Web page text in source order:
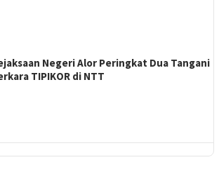
Negeri Alor Peringkat Dua Tangani
TIPIKOR di NTT